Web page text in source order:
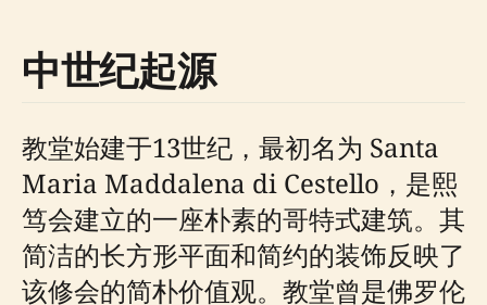
中世纪起源
教堂始建于13世纪，最初名为 Santa
Maria Maddalena di Cestello，是熙
笃会建立的一座朴素的哥特式建筑。其
简洁的长方形平面和简约的装饰反映了
该修会的简朴价值观。教堂曾是佛罗伦